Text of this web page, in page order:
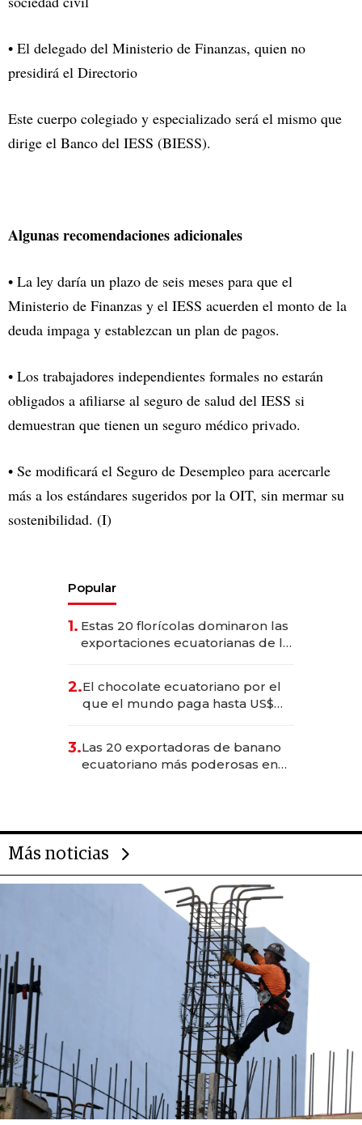
• El delegado del Ministerio de Finanzas, quien no
presidirá el Directorio
Este cuerpo colegiado y especializado será el mismo que
dirige el Banco del IESS (BIESS).
Algunas recomendaciones adicionales
• La ley daría un plazo de seis meses para que el
Ministerio de Finanzas y el IESS acuerden el monto de la
deuda impaga y establezcan un plan de pagos.
• Los trabajadores independientes formales no estarán
obligados a afiliarse al seguro de salud del IESS si
demuestran que tienen un seguro médico privado.
• Se modificará el Seguro de Desempleo para acercarle
más a los estándares sugeridos por la OIT, sin mermar su
sostenibilidad. (I)
Popular
1. Estas 20 florícolas dominaron las
exportaciones ecuatorianas de la
2.El chocolate ecuatoriano por el
que el mundo paga hasta US$
3.Las 20 exportadoras de banano
ecuatoriano más poderosas en
Más noticias